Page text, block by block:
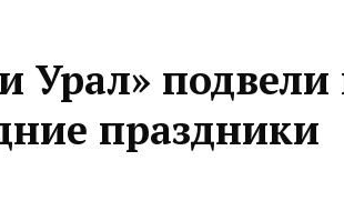
Урал»
праздники